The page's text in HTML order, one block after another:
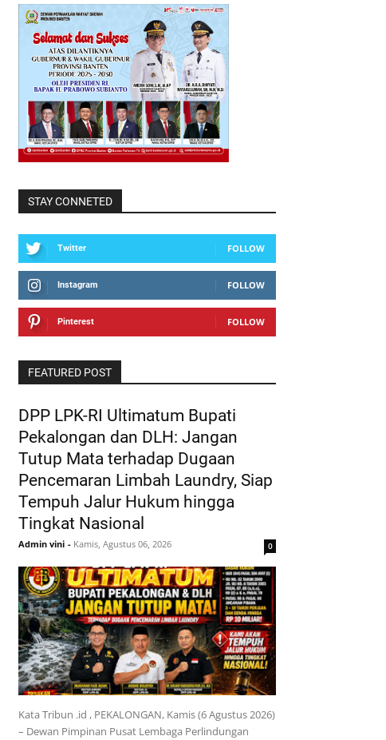
STAY CONNETED
Twitter FOLLOW
Instagram FOLLOW
Pinterest FOLLOW
FEATURED POST
DPP LPK-RI Ultimatum Bupati
Pekalongan dan DLH: Jangan
Tutup Mata terhadap Dugaan
Pencemaran Limbah Laundry, Siap
Tempuh Jalur Hukum hingga
Tingkat Nasional
Admin vini - Kamis, Agustus 06, 2026 0
Kata Tribun .id , PEKALONGAN, Kamis (6 Agustus 2026)
– Dewan Pimpinan Pusat Lembaga Perlindungan